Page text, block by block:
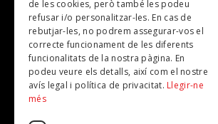
SUBSCRIU-TE A LA NOSTRA NEWSLETTER!
Correu electrònic*
de les cookies, però també les podeu
refusar i/o personalitzar-les. En cas de
rebutjar-les, no podrem assegurar-vos el
correcte funcionament de les diferents
funcionalitats de la nostra pàgina. En
podeu veure els detalls, així com el nostre
avís legal i política de privacitat. Llegir-ne
més